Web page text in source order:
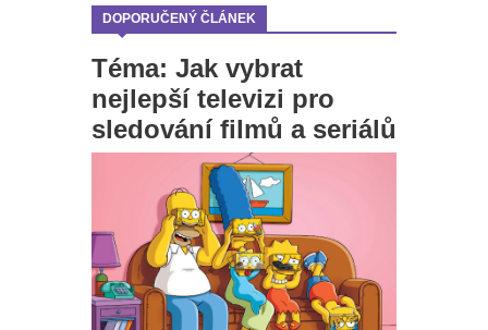
DOPORUČENÝ ČLÁNEK
Téma: Jak vybrat
nejlepší televizi pro
sledování filmů a seriálů